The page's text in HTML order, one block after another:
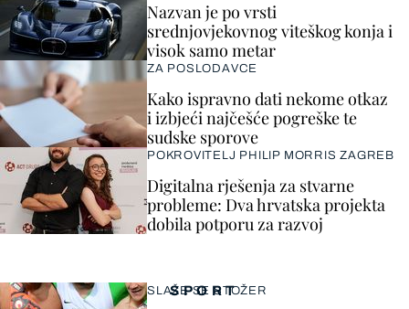
SPORT
SLAŽE SE STOŽER
Nazvan je po vrsti
srednjovjekovnog viteškog konja i
visok samo metar
ZA POSLODAVCE
Kako ispravno dati nekome otkaz
i izbjeći najčešće pogreške te
sudske sporove
POKROVITELJ PHILIP MORRIS ZAGREB
Digitalna rješenja za stvarne
probleme: Dva hrvatska projekta
dobila potporu za razvoj